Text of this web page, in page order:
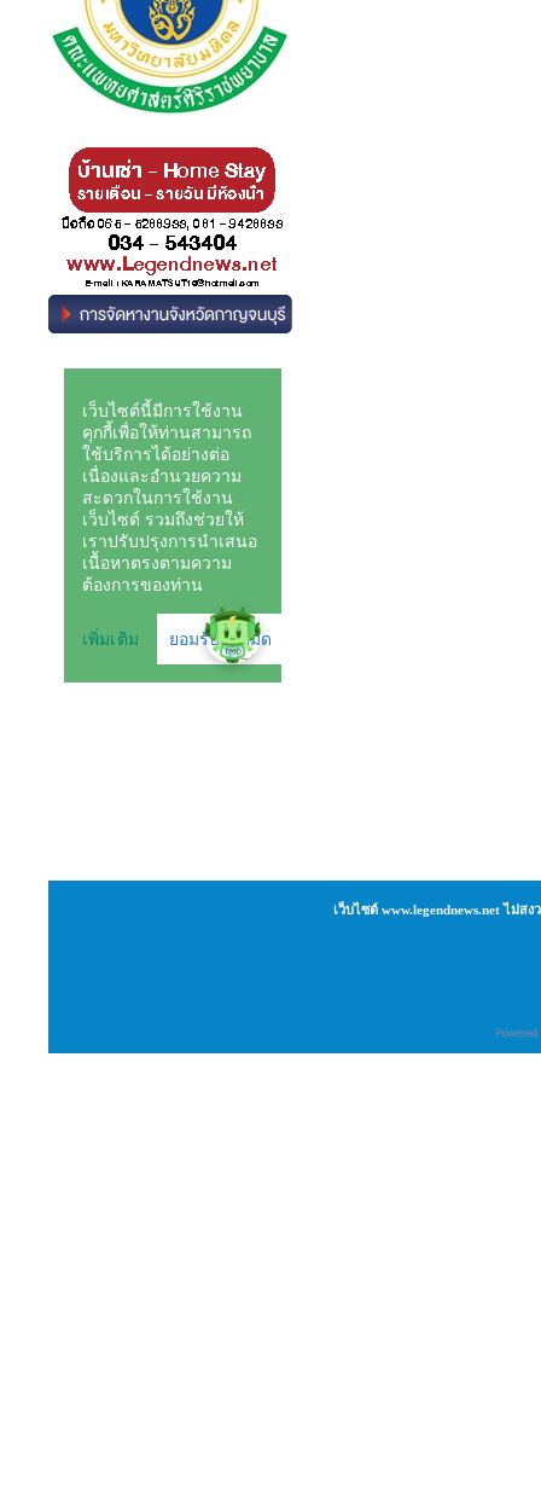
เว็บไซต์ www.legendnews.net ไม่